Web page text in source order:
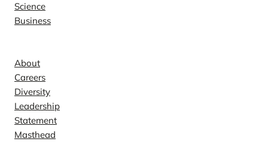
Science
Business
About
Careers
Diversity
Leadership
Statement
Masthead